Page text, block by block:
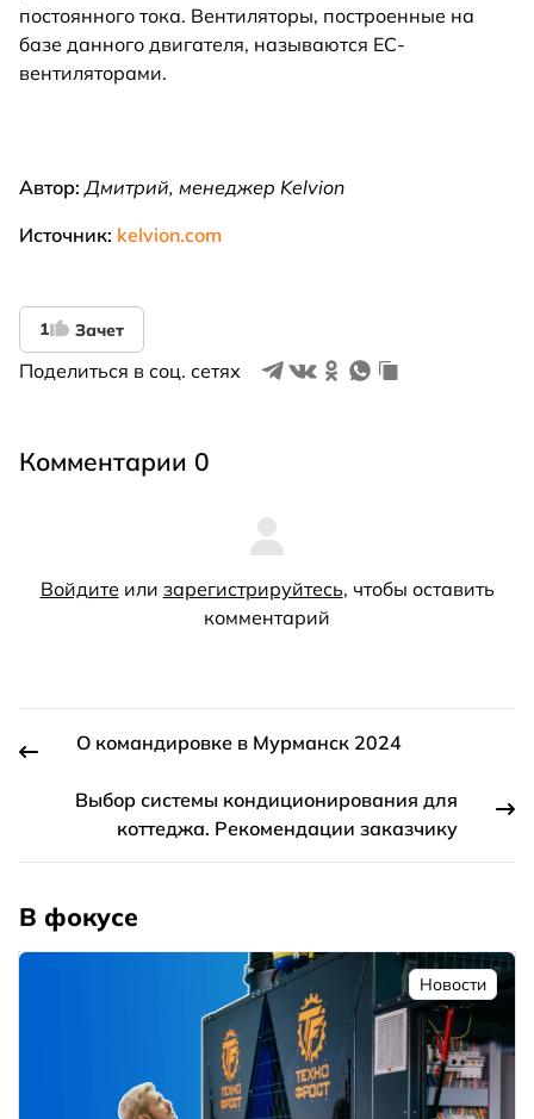
постоянного тока. Вентиляторы, построенные на
базе данного двигателя, называются ЕС-
вентиляторами.
Автор: Дмитрий, менеджер Kelvion
Источник: kelvion.com
1 Зачет
Поделиться в соц. сетях
Комментарии 0
Войдите или зарегистрируйтесь, чтобы оставить
комментарий
О командировке в Мурманск 2024
Выбор системы кондиционирования для
коттеджа. Рекомендации заказчику
В фокусе
Новости